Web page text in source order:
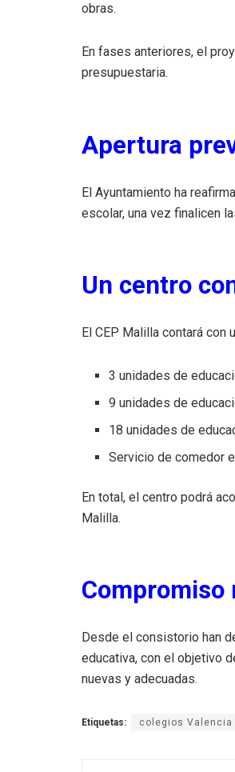
obras.
En fases anteriores, el
presupuestaria.
Apertura
El Ayuntamiento ha
escolar, una vez finalicen
Un centro
El CEP Malilla contará con
3 unidades de
9 unidades de
18 unidades de
Servicio de comedor
En total, el centro podrá
Malilla.
Compromiso
Desde el consistorio han
educativa, con el objetivo
nuevas y adecuadas.
Etiquetas: colegios Valencia